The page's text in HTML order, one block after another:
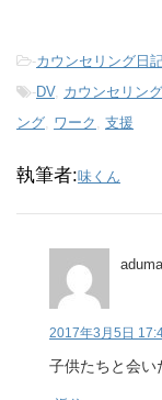
-カウンセリング日
-DV, カウンセリング
ング, ワーク , 支援
執筆者:味くん
aduma
2017年3月5日
子供たちと会い